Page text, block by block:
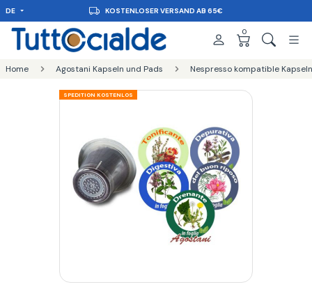
DE KOSTENLOSER VERSAND AB 65€
0
Home Agostani Kapseln und Pads Nespresso kompatible
SPEDITION KOSTENLOS